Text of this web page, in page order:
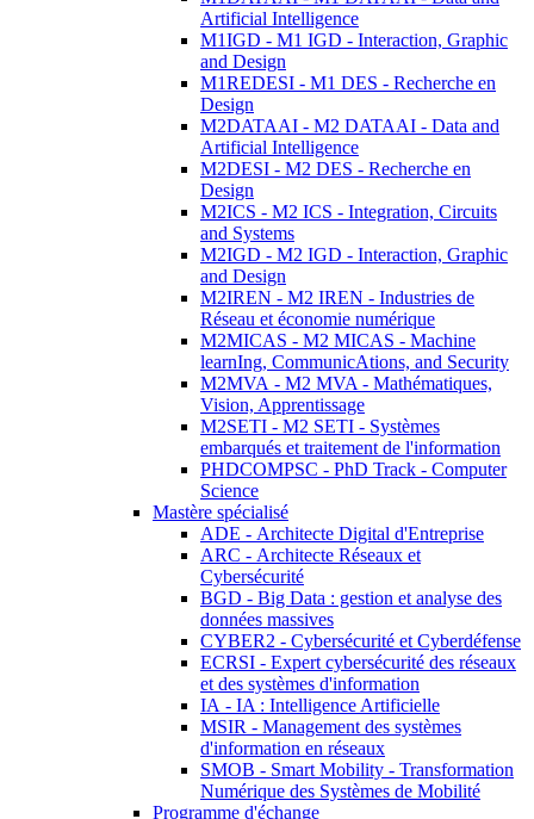
Artificial Intelligence
M1IGD - M1 IGD - Interaction, Graphic
and Design
M1REDESI - M1 DES - Recherche en
Design
M2DATAAI - M2 DATAAI - Data and
Artificial Intelligence
M2DESI - M2 DES - Recherche en
Design
M2ICS - M2 ICS - Integration, Circuits
and Systems
M2IGD - M2 IGD - Interaction, Graphic
and Design
M2IREN - M2 IREN - Industries de
Réseau et économie numérique
M2MICAS - M2 MICAS - Machine
learnIng, CommunicAtions, and Security
M2MVA - M2 MVA - Mathématiques,
Vision, Apprentissage
M2SETI - M2 SETI - Systèmes
embarqués et traitement de l'information
PHDCOMPSC - PhD Track - Computer
Science
Mastère spécialisé
ADE - Architecte Digital d'Entreprise
ARC - Architecte Réseaux et
Cybersécurité
BGD - Big Data : gestion et analyse des
données massives
CYBER2 - Cybersécurité et Cyberdéfense
ECRSI - Expert cybersécurité des réseaux
et des systèmes d'information
IA - IA : Intelligence Artificielle
MSIR - Management des systèmes
d'information en réseaux
SMOB - Smart Mobility - Transformation
Numérique des Systèmes de Mobilité
Programme d'échange